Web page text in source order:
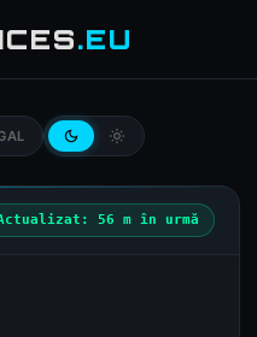
.EU
dark_mode light_mode
56 m în urmă